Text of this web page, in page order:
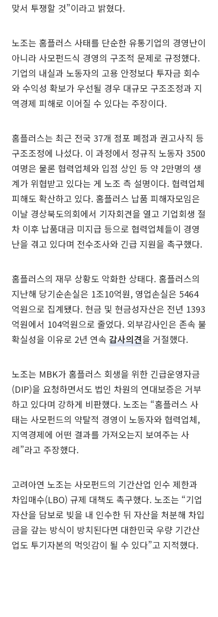
맞서 투쟁할 것”이라고 밝혔다.
노조는 홈플러스 사태를 단순한 유통기업의 경영난이
아니라 사모펀드식 경영의 구조적 문제로 규정했다.
기업의 내실과 노동자의 고용 안정보다 투자금 회수
와 수익성 확보가 우선될 경우 대규모 구조조정과 지
역경제 피해로 이어질 수 있다는 주장이다.
홈플러스는 최근 전국 37개 점포 폐점과 권고사직 등
구조조정에 나섰다. 이 과정에서 정규직 노동자 3500
여명은 물론 협력업체와 입점 상인 등 약 2만명의 생
계가 위협받고 있다는 게 노조 측 설명이다. 협력업체
피해도 확산하고 있다. 홈플러스 납품 피해자모임은
이날 경상북도의회에서 기자회견을 열고 기업회생 절
차 이후 납품대금 미지급 등으로 협력업체들이 경영
난을 겪고 있다며 전수조사와 긴급 지원을 촉구했다.
홈플러스의 재무 상황도 악화한 상태다. 홈플러스의
지난해 당기순손실은 1조10억원, 영업손실은 5464
억원으로 집계됐다. 현금 및 현금성자산은 전년 1393
억원에서 104억원으로 줄었다. 외부감사인은 존속 불
확실성을 이유로 2년 연속 감사의견을 거절했다.
노조는 MBK가 홈플러스 회생을 위한 긴급운영자금
(DIP)을 요청하면서도 법인 차원의 연대보증은 거부
하고 있다며 강하게 비판했다. 노조는 “홈플러스 사
태는 사모펀드의 약탈적 경영이 노동자와 협력업체,
지역경제에 어떤 결과를 가져오는지 보여주는 사
례”라고 주장했다.
고려아연 노조는 사모펀드의 기간산업 인수 제한과
차입매수(LBO) 규제 대책도 촉구했다. 노조는 “기업
자산을 담보로 빚을 내 인수한 뒤 자산을 처분해 차입
금을 갚는 방식이 방치된다면 대한민국 우량 기간산
업도 투기자본의 먹잇감이 될 수 있다”고 지적했다.